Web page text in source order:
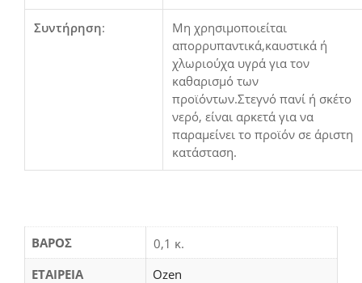
Συντήρηση:
Μη χρησιμοποιείται
απορρυπαντικά,καυστικά ή
χλωριούχα υγρά για τον
καθαρισμό των
προϊόντων.Στεγνό πανί ή σκέτο
νερό, είναι αρκετά για να
παραμείνει το προϊόν σε άριστη
κατάσταση.
ΒΆΡΟΣ
0,1 κ.
ΕΤΑΙΡΕΙΑ
Ozen